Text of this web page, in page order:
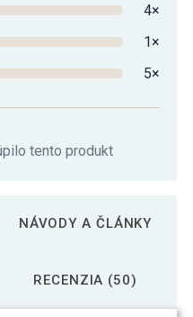
11,99 €
pogumovaná 138,79 €
4×
1×
5×
tento produkt
NÁVODY A ČLÁNKY
RECENZIA (50)